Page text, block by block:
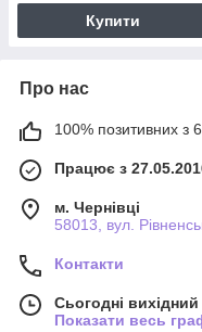
Купити
Про нас
100% позитивних з
Працює з
м. Чернівці
58013, вул.
Контакти
Сьогодні вихідний
Показати весь